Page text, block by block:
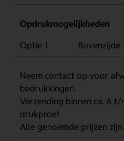
Opdrukmogelijkheden
Optie 1
Bovenzijde
Neem contact op voor
bedrukkingen.
Verzending binnen ca. 6
drukproef.
Alle genoemde prijzen zijn